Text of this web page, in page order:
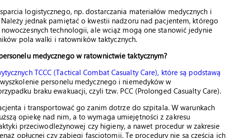
logistycznego, np. dostarczania materiałów medycznych i
jednak pamiętać o kwestii nadzoru nad pacjentem, którego
technologii, ale wciąż mogą one stanowić jedynie
pola walki i ratowników taktycznych.
medycznego w ratownictwie taktycznym?
TCCC (Tactical Combat Casualty Care), które są podstawą
personelu medycznego i niemedyków w
braku ewakuacji, czyli tzw. PCC (Prolonged Casualty Care).
i transportować go zanim dotrze do szpitala. W warunkach
opiekę nad nim, a to wymaga umiejętności z zakresu
przeciwodleżynowej czy higieny, a nawet procedur w zakresie
opłucnej czy zabiegi fasciotomii. Te procedury nie są częścią ich